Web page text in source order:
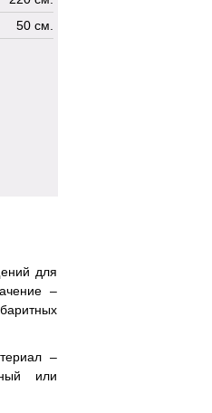
50 см.
для
–
–
или